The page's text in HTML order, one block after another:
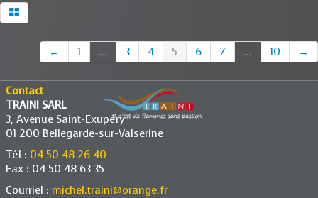
← 1 ... 3 4 5 6 7 ... 10 →
Contact
TRAINI SARL
3, Avenue Saint-Exupéry
01 200 Bellegarde-sur-Valserine
Tél : 04 50 48 26 40
Fax : 04 50 48 63 35
Courriel : michel.traini@orange.fr